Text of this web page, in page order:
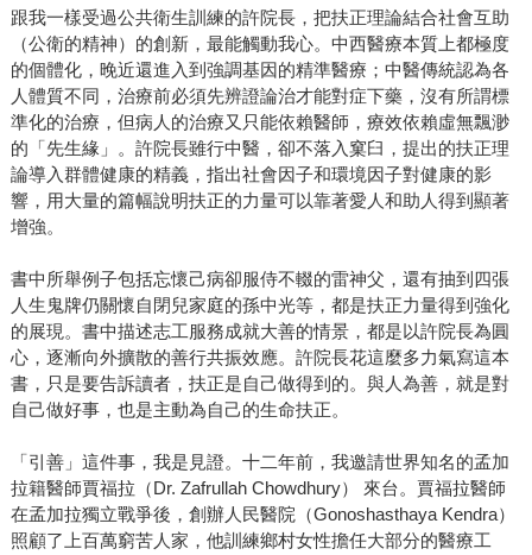
跟我一樣受過公共衛生訓練的許院長，把扶正理論結合社會互助
（公衛的精神）的創新，最能觸動我心。中西醫療本質上都極度
的個體化，晚近還進入到強調基因的精準醫療；中醫傳統認為各
人體質不同，治療前必須先辨證論治才能對症下藥，沒有所謂標
準化的治療，但病人的治療又只能依賴醫師，療效依賴虛無飄渺
的「先生緣」。許院長雖行中醫，卻不落入窠臼，提出的扶正理
論導入群體健康的精義，指出社會因子和環境因子對健康的影
響，用大量的篇幅說明扶正的力量可以靠著愛人和助人得到顯著
增強。
書中所舉例子包括忘懷己病卻服侍不輟的雷神父，還有抽到四張
人生鬼牌仍關懷自閉兒家庭的孫中光等，都是扶正力量得到強化
的展現。書中描述志工服務成就大善的情景，都是以許院長為圓
心，逐漸向外擴散的善行共振效應。許院長花這麼多力氣寫這本
書，只是要告訴讀者，扶正是自己做得到的。與人為善，就是對
自己做好事，也是主動為自己的生命扶正。
「引善」這件事，我是見證。十二年前，我邀請世界知名的孟加
拉籍醫師賈福拉（Dr. Zafrullah Chowdhury） 來台。賈福拉醫師
在孟加拉獨立戰爭後，創辦人民醫院（Gonoshasthaya Kendra）
照顧了上百萬窮苦人家，他訓練鄉村女性擔任大部分的醫療工